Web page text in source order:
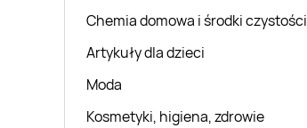
Chemia domowa i środki czystości
Artykuły dla dzieci
Moda
Kosmetyki, higiena, zdrowie